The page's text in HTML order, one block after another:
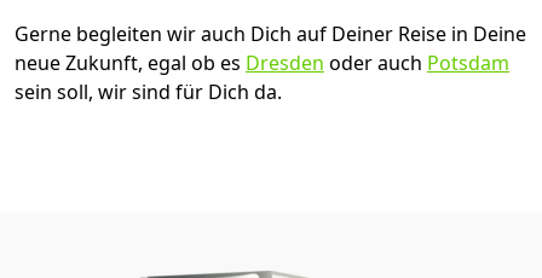
Gerne begleiten wir auch Dich auf Deiner Reise in Deine
neue Zukunft, egal ob es Dresden oder auch Potsdam
sein soll, wir sind für Dich da.